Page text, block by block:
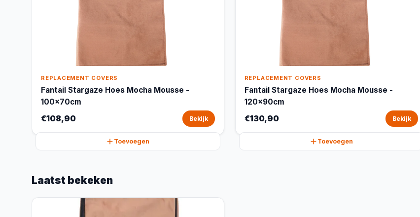
REPLACEMENT COVERS
Fantail Stargaze Hoes Mocha Mousse -
100x70cm
€108,90 Bekijk
Toevoegen
REPLACEMENT COVERS
Fantail Stargaze Hoes Mocha Mousse -
120x90cm
€130,90 Bekijk
Toevoegen
Laatst bekeken